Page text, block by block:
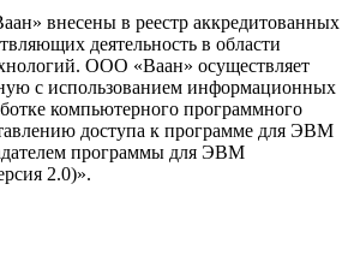
внесены в реестр аккредитованных
деятельность в области
ООО «Ваан» осуществляет
с использованием информационных
компьютерного программного
доступа к программе для ЭВМ
программы для ЭВМ
2.0)».